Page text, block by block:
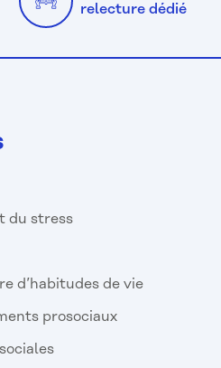
relecture dédié
du stress
d’habitudes de vie
prosociaux